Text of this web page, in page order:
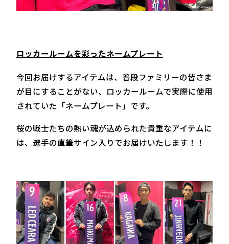
ロッカールームを彩ったネームプレート
今回お届けするアイテムは、普段ファミリーの皆さま
が目にすることがない、ロッカールームで実際に使用
されていた「ネームプレート」です。
桜の戦士たちの熱い魂が込められた貴重なアイテムに
は、選手の直筆サイン入りでお届けいたします！！